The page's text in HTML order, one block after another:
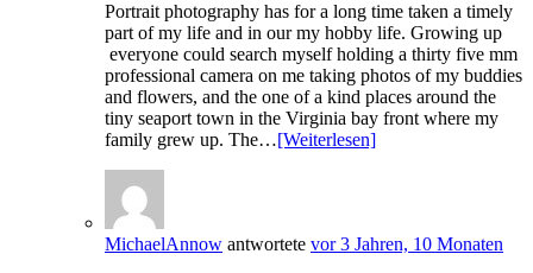
Portrait photography has for a long time taken a timely
part of my life and in our my hobby life. Growing up
everyone could search myself holding a thirty five mm
professional camera on me taking photos of my buddies
and flowers, and the one of a kind places around the
tiny seaport town in the Virginia bay front where my
family grew up. The…[Weiterlesen]
MichaelAnnow antwortete vor 3 Jahren, 10 Monaten